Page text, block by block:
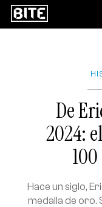
De
2024:
Hace un siglo,
medalla de oro.